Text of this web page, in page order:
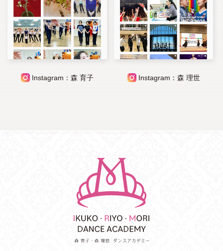
Instagram：森 育子 Instagram：森 理世